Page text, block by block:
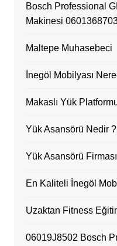
Bosch Professional
Makinesi
Maltepe Muhasebeci
İnegöl Mobilyası
Makaslı Yük
Yük Asansörü Nedir ?
Yük Asansörü Firması
En Kaliteli İnegöl
Uzaktan Fitness
06019J8502 Bosch